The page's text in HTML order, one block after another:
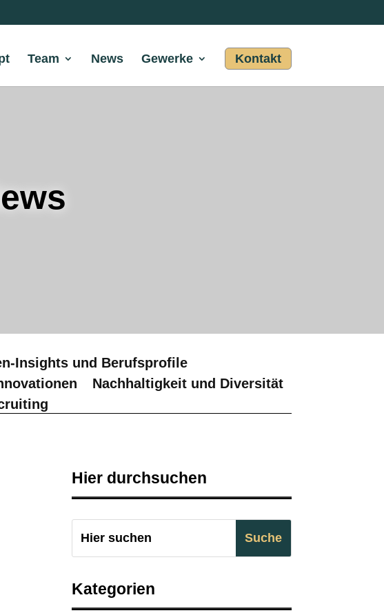
Team News Gewerke Kontakt
Insights und Berufsprofile
Nachhaltigkeit und Diversität
Hier durchsuchen
Kategorien